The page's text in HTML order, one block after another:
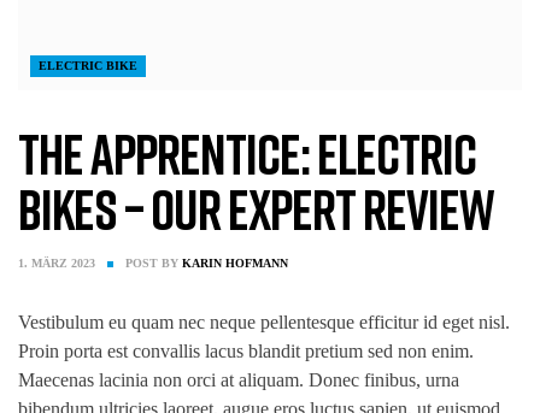
ELECTRIC BIKE
The Apprentice: Electric
Bikes – Our Expert Review
1. MÄRZ 2023 POST BY KARIN HOFMANN
Vestibulum eu quam nec neque pellentesque efficitur id eget nisl.
Proin porta est convallis lacus blandit pretium sed non enim.
Maecenas lacinia non orci at aliquam. Donec finibus, urna
bibendum ultricies laoreet, augue eros luctus sapien, ut euismod